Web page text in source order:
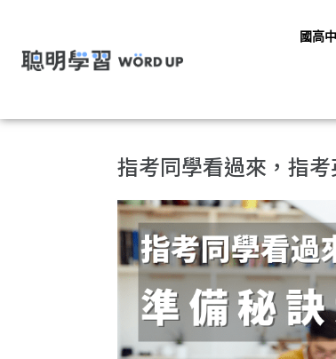
國高
指考同學看過來，指